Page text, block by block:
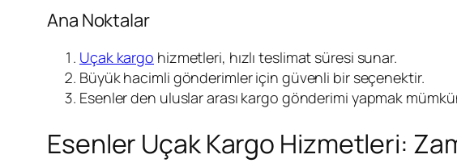
Ana Noktalar
Uçak kargo hizmetleri, hızlı teslimat süresi sunar.
Büyük hacimli gönderimler için güvenli bir seçenektir.
Esenler den uluslar arası kargo gönderimi yapmak
Esenler Uçak Kargo Hizmetleri: